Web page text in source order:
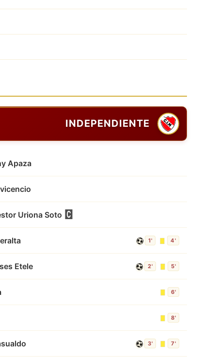
INDEPENDIENTE
Apaza
Uriona Soto
1' 4'
Etele 2' 5'
6'
8'
3' 7'